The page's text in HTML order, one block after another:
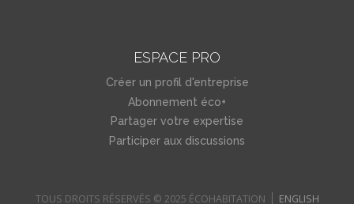
ESPACE PRO
Créer un profil d'entreprise
Abonnement éco+
Partager votre expertise
Participer aux discussions
TOUS DROITS RÉSERVÉS © 2025 ÉCOHABITATION ENGLISH